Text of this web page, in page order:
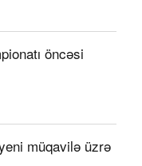
öncəsi
müqavilə üzrə